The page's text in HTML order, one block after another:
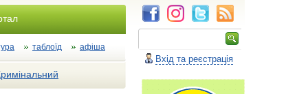
таблоїд афіша
Вхід та реєстрація